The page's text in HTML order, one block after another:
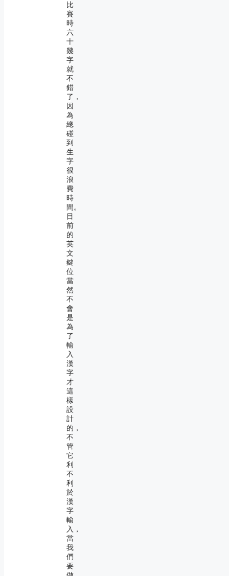
比
賽
時
六
十
幾
字
就
不
錯
了，
因
為
總
碰
到
生
字
很
浪
費
時
間。
目
前
的
英
文
鍵
位
當
然
不
會
是
為
了
輸
入
漢
字
才
這
樣
設
計
的，
不
管
它
利
不
利
於
漢
字
輸
入，
當
我
們
要